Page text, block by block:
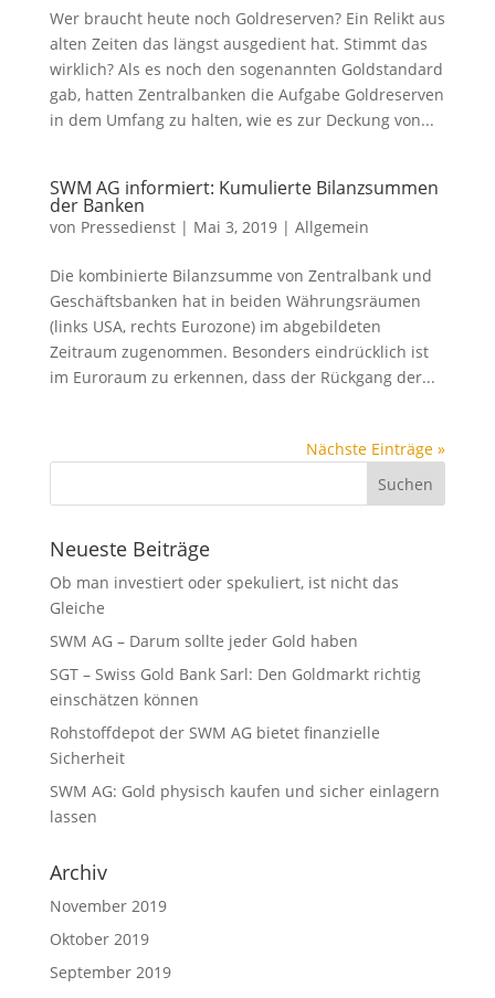
Wer braucht heute noch Goldreserven? Ein Relikt aus
alten Zeiten das längst ausgedient hat. Stimmt das
wirklich? Als es noch den sogenannten Goldstandard
gab, hatten Zentralbanken die Aufgabe Goldreserven
in dem Umfang zu halten, wie es zur Deckung von...
SWM AG informiert: Kumulierte Bilanzsummen
der Banken
von Pressedienst| Mai 3, 2019| Allgemein
Die kombinierte Bilanzsumme von Zentralbank und
Geschäftsbanken hat in beiden Währungsräumen
(links USA, rechts Eurozone) im abgebildeten
Zeitraum zugenommen. Besonders eindrücklich ist
im Euroraum zu erkennen, dass der Rückgang der...
Nächste Einträge »
Neueste Beiträge
Ob man investiert oder spekuliert, ist nicht das
Gleiche
SWM AG – Darum sollte jeder Gold haben
SGT – Swiss Gold Bank Sarl: Den Goldmarkt richtig
einschätzen können
Rohstoffdepot der SWM AG bietet finanzielle
Sicherheit
SWM AG: Gold physisch kaufen und sicher einlagern
lassen
Archiv
November 2019
Oktober 2019
September 2019